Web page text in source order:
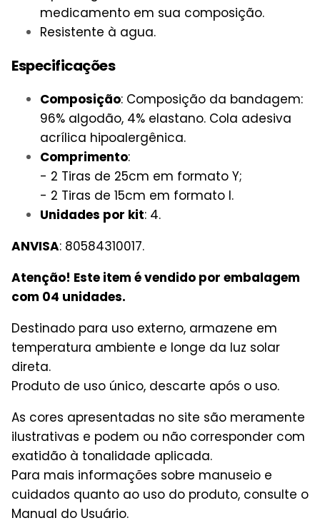
medicamento em sua composição.
Resistente à agua.
Especificações
Composição: Composição da bandagem:
96% algodão, 4% elastano. Cola adesiva
acrílica hipoalergênica.
Comprimento:
- 2 Tiras de 25cm em formato Y;
- 2 Tiras de 15cm em formato I.
Unidades por kit: 4.
ANVISA: 80584310017.
Atenção! Este item é vendido por embalagem
com 04 unidades.
Destinado para uso externo, armazene em
temperatura ambiente e longe da luz solar
direta.
Produto de uso único, descarte após o uso.
As cores apresentadas no site são meramente
ilustrativas e podem ou não corresponder com
exatidão à tonalidade aplicada.
Para mais informações sobre manuseio e
cuidados quanto ao uso do produto, consulte o
Manual do Usuário.